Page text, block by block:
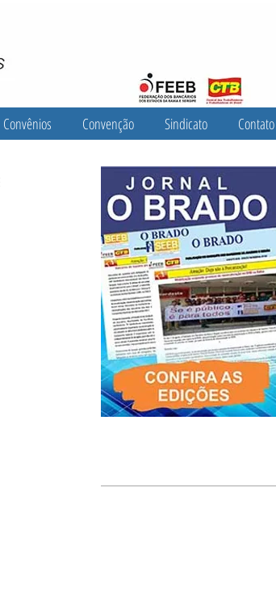
Convênios Convenção Sindicato Contato